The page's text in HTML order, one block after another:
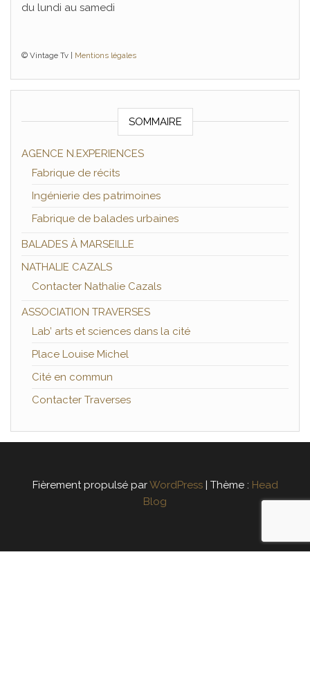
du lundi au samedi
© Vintage Tv | Mentions légales
SOMMAIRE
AGENCE N.EXPERIENCES
Fabrique de récits
Ingénierie des patrimoines
Fabrique de balades urbaines
BALADES À MARSEILLE
NATHALIE CAZALS
Contacter Nathalie Cazals
ASSOCIATION TRAVERSES
Lab’ arts et sciences dans la cité
Place Louise Michel
Cité en commun
Contacter Traverses
Fièrement propulsé parWordPress | Thème : Head
Blog